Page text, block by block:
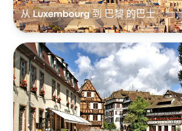
从 Luxembourg 到 巴黎 的巴士